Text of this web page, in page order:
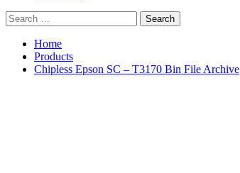
Search
for:
Home
Products
Chipless Epson SC – T3170 Bin File Archive